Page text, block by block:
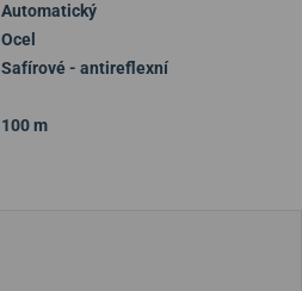
Automatický
Ocel
Safírové - antireflexní
100 m